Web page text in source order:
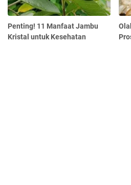
Penting! 11 Manfaat Jambu
Kristal untuk Kesehatan